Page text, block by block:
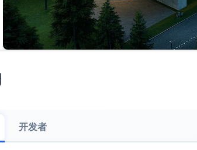
开发者